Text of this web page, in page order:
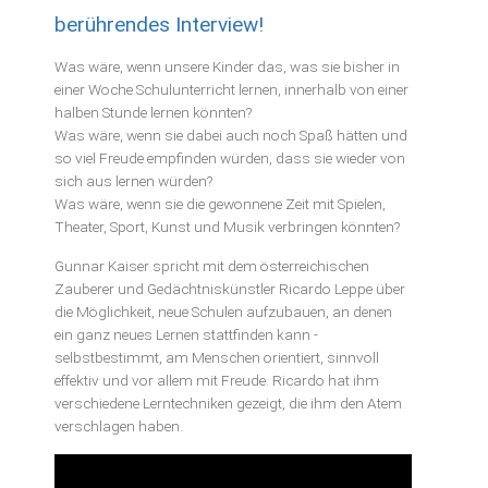
darf
sein
und
Spaß
machen!
berührendes Interview!
Was wäre, wenn unsere Kinder das, was sie bisher in
einer Woche Schulunterricht lernen, innerhalb von einer
halben Stunde lernen könnten?
Was wäre, wenn sie dabei auch noch Spaß hätten und
so viel Freude empfinden würden, dass sie wieder von
sich aus lernen würden?
Was wäre, wenn sie die gewonnene Zeit mit Spielen,
Theater, Sport, Kunst und Musik verbringen könnten?
Gunnar Kaiser spricht mit dem österreichischen
Zauberer und Gedächtniskünstler Ricardo Leppe über
die Möglichkeit, neue Schulen aufzubauen, an denen
ein ganz neues Lernen stattfinden kann -
selbstbestimmt, am Menschen orientiert, sinnvoll
effektiv und vor allem mit Freude. Ricardo hat ihm
verschiedene Lerntechniken gezeigt, die ihm den Atem
verschlagen haben.